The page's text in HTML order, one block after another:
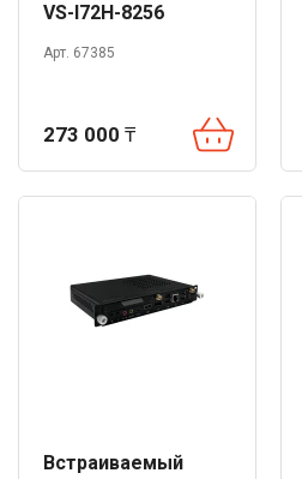
VS-I72H-8256
Арт. 67385
273 000 ₸
Встраиваемый